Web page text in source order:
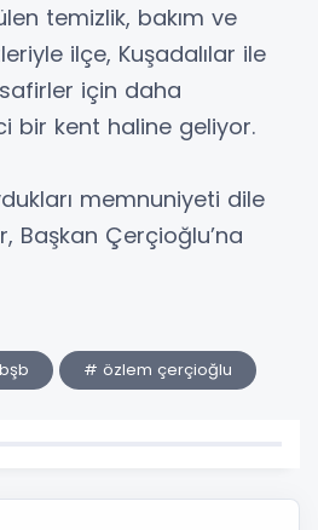
temizlik, bakım ve
ilçe, Kuşadalılar ile
için daha
bir kent haline geliyor.
memnuniyeti dile
Başkan Çerçioğlu’na
# özlem çerçioğlu